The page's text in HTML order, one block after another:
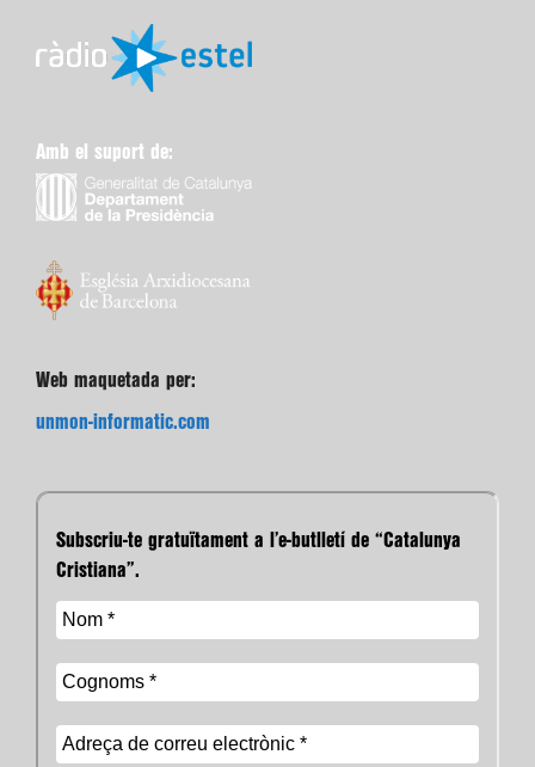
Amb el suport de:
Web maquetada per:
unmon-informatic.com
Subscriu-te gratuïtament a l’e-butlletí de “Catalunya
Cristiana”.